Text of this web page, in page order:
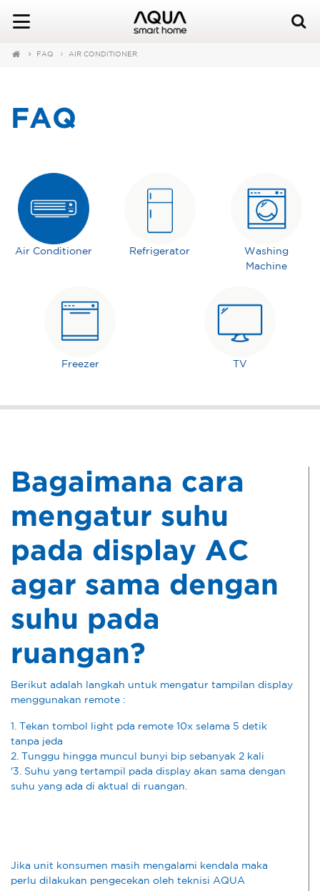
FAQ AIR CONDITIONER
FAQ
Air Conditioner Refrigerator
Washing
Machine
Freezer TV
Bagaimana cara
mengatur suhu
pada display AC
agar sama dengan
suhu pada
ruangan?
Berikut adalah langkah untuk mengatur tampilan display
menggunakan remote :
1. Tekan tombol light pda remote 10x selama 5 detik
tanpa jeda
2. Tunggu hingga muncul bunyi bip sebanyak 2 kali
'3. Suhu yang tertampil pada display akan sama dengan
suhu yang ada di aktual di ruangan.
Jika unit konsumen masih mengalami kendala maka
perlu dilakukan pengecekan oleh teknisi AQUA